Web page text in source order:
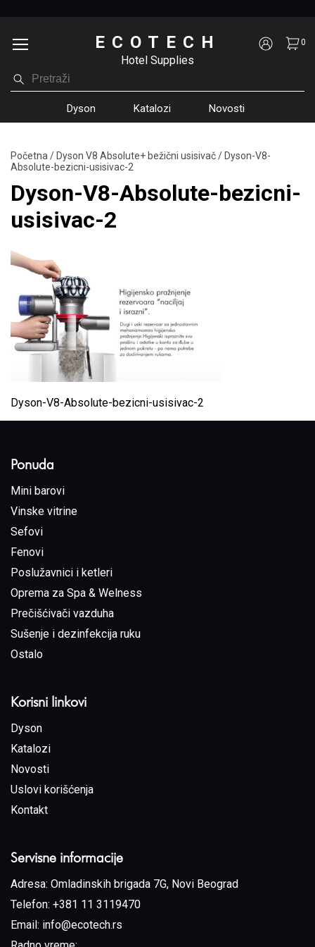
Dyson Katalozi Novosti
ECOTECH
Hotel Supplies
0
Početna /Dyson V8 Absolute+ bežični usisivač/Dyson-V8-
Absolute-bezicni-usisivac-2
Dyson-V8-Absolute-bezicni-
usisivac-2
Dyson-V8-Absolute-bezicni-usisivac-2
Ponuda
Mini barovi
Vinske vitrine
Sefovi
Fenovi
Poslužavnici i ketleri
Oprema za Spa & Welness
Prečišćivači vazduha
Sušenje i dezinfekcija ruku
Ostalo
Korisni linkovi
Dyson
Katalozi
Novosti
Uslovi korišćenja
Kontakt
Servisne informacije
Adresa: Omladinskih brigada 7G, Novi Beograd
Telefon: +381 11 3119470
Email: info@ecotech.rs